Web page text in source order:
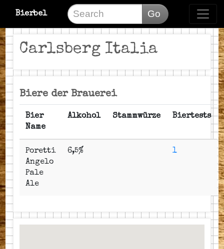
Bierbel Go
Carlsberg Italia
Biere der Brauerei
Bier
Name
Alkohol Stammwürze Biertests
Poretti
Angelo
Pale
Ale
6,5% 1